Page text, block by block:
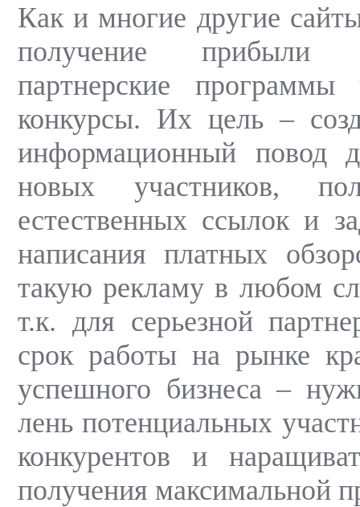
Как и многие другие
получение прибыли
партнерские программы
конкурсы. Их цель –
информационный повод
новых участников,
естественных ссылок и
написания платных
такую рекламу в любом
т.к. для серьезной
срок работы на рынке
успешного бизнеса –
лень потенциальных
конкурентов и
получения максимальной